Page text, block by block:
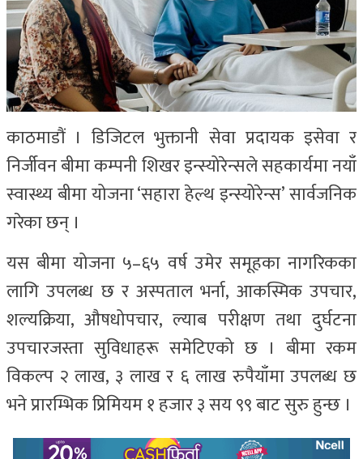
काठमाडौं । डिजिटल भुक्तानी सेवा प्रदायक इसेवा र
निर्जीवन बीमा कम्पनी शिखर इन्स्योरेन्सले सहकार्यमा नयाँ
स्वास्थ्य बीमा योजना ‘सहारा हेल्थ इन्स्योरेन्स’ सार्वजनिक
गरेका छन् ।
यस बीमा योजना ५–६५ वर्ष उमेर समूहका नागरिकका
लागि उपलब्ध छ र अस्पताल भर्ना, आकस्मिक उपचार,
शल्यक्रिया, औषधोपचार, ल्याब परीक्षण तथा दुर्घटना
उपचारजस्ता सुविधाहरू समेटिएको छ । बीमा रकम
विकल्प २ लाख, ३ लाख र ६ लाख रुपैयाँमा उपलब्ध छ
भने प्रारम्भिक प्रिमियम १ हजार ३ सय ९९ बाट सुरु हुन्छ ।